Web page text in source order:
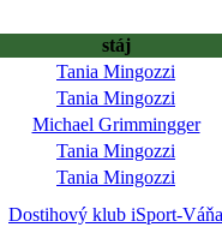
stáj
Tania Mingozzi
Tania Mingozzi
Michael Grimmingger
Tania Mingozzi
Tania Mingozzi
Dostihový klub iSport-Váňa